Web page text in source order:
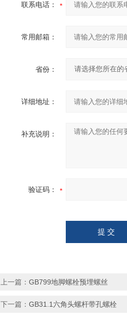
联系电话：
常用邮箱：
省份：
详细地址：
补充说明：
验证码：
上一篇： GB799地脚螺栓预埋螺丝
下一篇： GB31.1六角头螺杆带孔螺栓